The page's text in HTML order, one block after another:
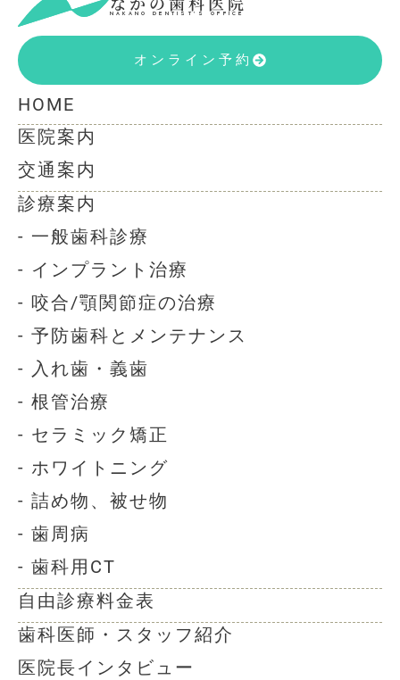
NAKANO DENTIST’S OFFICE
オンライン予約
HOME
医院案内
交通案内
診療案内
- 一般歯科診療
- インプラント治療
- 咬合/顎関節症の治療
- 予防歯科とメンテナンス
- 入れ歯・義歯
- 根管治療
- セラミック矯正
- ホワイトニング
- 詰め物、被せ物
- 歯周病
- 歯科用CT
自由診療料金表
歯科医師・スタッフ紹介
医院長インタビュー